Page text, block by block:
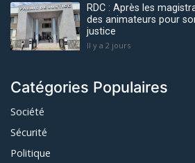
RDC : Après les
des animateurs pour
justice
Il y a 2 jours
Catégories Populaires
Société
Sécurité
Politique